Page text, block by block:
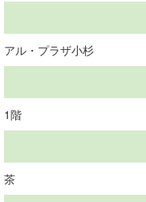
アル・プラザ小杉
1階
茶